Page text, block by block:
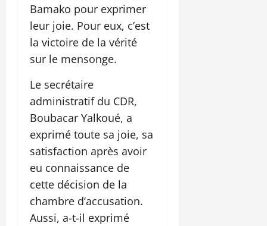
Bamako pour exprimer
leur joie. Pour eux, c’est
la victoire de la vérité
sur le mensonge.
Le secrétaire
administratif du CDR,
Boubacar Yalkoué, a
exprimé toute sa joie, sa
satisfaction après avoir
eu connaissance de
cette décision de la
chambre d’accusation.
Aussi, a-t-il exprimé